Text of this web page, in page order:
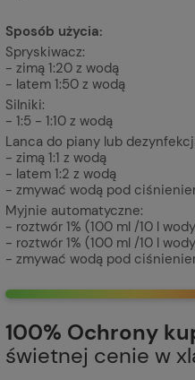
Sposób użycia:
Spryskiwacz:
- zimą 1:20 z wodą
- latem 1:50 z wodą
Silniki:
- 1:5 - 1:10 z wodą
Lanca do piany lub
- zimą 1:1 z wodą
- latem 1:2 z wodą
- zmywać wodą pod
Myjnie automatyczne:
- roztwór 1% (100 ml /10 l
- roztwór 1% (100 ml /10 l
- zmywać wodą pod
100% Ochrony
świetnej cenie w